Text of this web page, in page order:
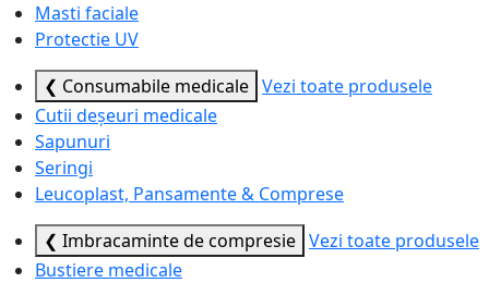
Masti faciale
Protectie UV
❮ Consumabile medicale Vezi toate produsele
Cutii deșeuri medicale
Sapunuri
Seringi
Leucoplast, Pansamente & Comprese
❮ Imbracaminte de compresie Vezi toate produsele
Bustiere medicale